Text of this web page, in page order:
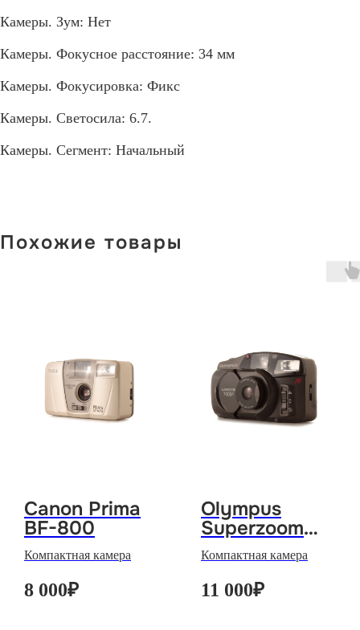
Камеры. Зум: Нет
Камеры. Фокусное расстояние: 34 мм
Камеры. Фокусировка: Фикс
Камеры. Светосила: 6.7.
Камеры. Сегмент: Начальный
Похожие товары
Canon Prima
BF-800
Компактная камера
8 000₽
Olympus
Superzoom
700BF
Компактная камера
11 000₽